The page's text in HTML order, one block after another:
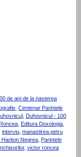
de ani de la nasterea
Centenar Parintele
Duhovnicul - 100
Editura Doxologia
interviu manastirea petru
Hariton Negrea
Parintele
, victor roncea